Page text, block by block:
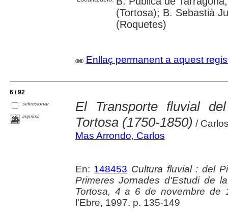
(Tortosa); B. Sebastià
(Roquetes)
Enllaç permanent a aquest
6 / 92
seleccionar
imprimir
El Transporte fluvial
Tortosa (1750-1850) /
Mas Arrondo, Carlos
En: 148453 Cultura fluvial : del
Primeres Jornades d'Estudi de
Tortosa, 4 a 6 de novembre de
l'Ebre, 1997. p. 135-149